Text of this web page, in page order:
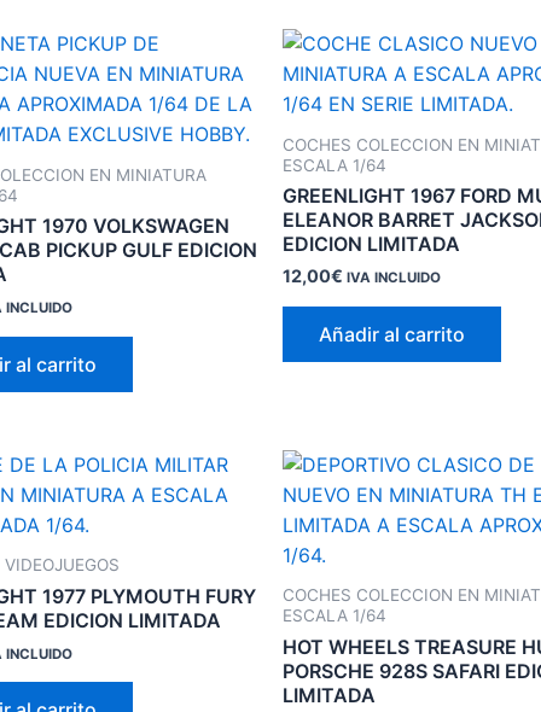
EN MINIATURA
1970 VOLKSWAGEN
PICKUP GULF EDICION
INCLUIDO
al carrito
COCHES COLECCION EN
ESCALA 1/64
GREENLIGHT 1967 FORD
ELEANOR BARRET
EDICION LIMITADA
12,00€ IVA INCLUIDO
Añadir al carrito
1977 PLYMOUTH FURY
EDICION LIMITADA
INCLUIDO
COCHES COLECCION EN
ESCALA 1/64
HOT WHEELS TREASURE
PORSCHE 928S SAFARI
LIMITADA